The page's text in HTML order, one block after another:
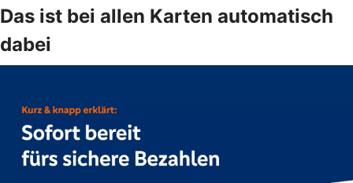
Das ist bei allen Karten automatisch
dabei